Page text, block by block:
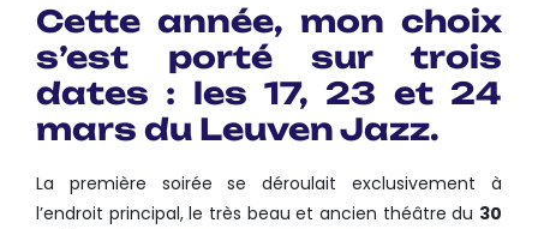
Cette année, mon choix
s’est porté sur trois
dates : les 17, 23 et 24
mars du Leuven Jazz.
La première soirée se déroulait exclusivement à
l’endroit principal, le très beau et ancien théâtre du 30